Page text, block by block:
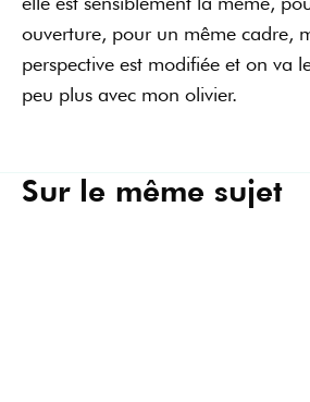
ouverture, pour un même cadre,
perspective est modifiée et on va
peu plus avec mon olivier.
Sur le même sujet